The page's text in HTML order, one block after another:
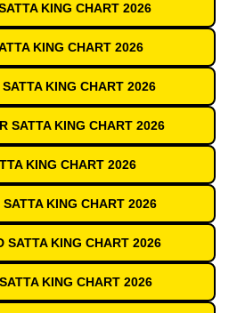
KING CHART 2026
KING CHART 2026
KING CHART 2026
SATTA KING CHART 2026
KING CHART 2026
KING CHART 2026
SATTA KING CHART 2026
KING CHART 2026